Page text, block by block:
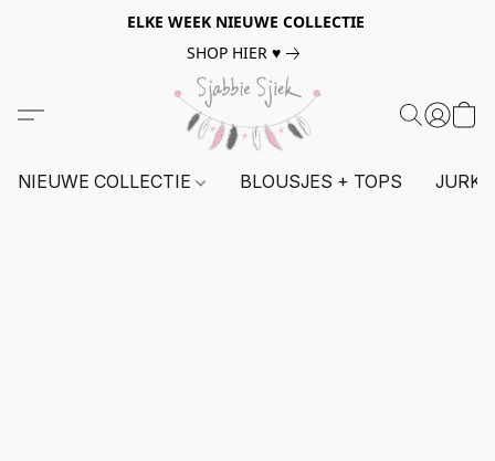
ELKE WEEK NIEUWE COLLECTIE
SHOP HIER ♥
NIEUWE COLLECTIE BLOUSJES + TOPS